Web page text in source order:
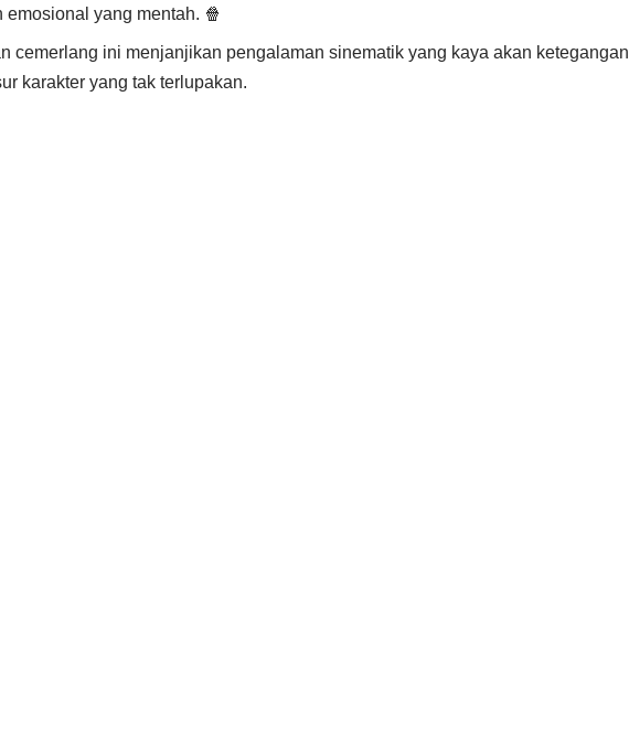
emosional yang mentah. 🍿
cemerlang ini menjanjikan pengalaman sinematik yang kaya akan ketegangan
karakter yang tak terlupakan.